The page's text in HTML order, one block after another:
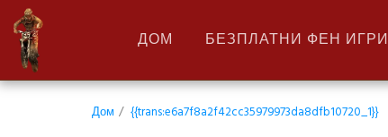
ДОМ БЕЗПЛАТНИ ФЕН ИГРИ
Дом {{trans:e6a7f8a2f42cc35979973da8dfb10720_1}}